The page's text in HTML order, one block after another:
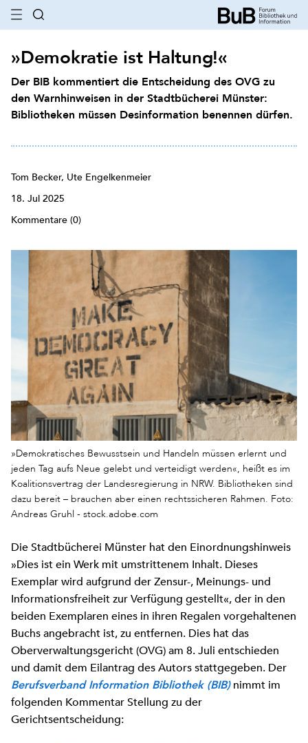
»Demokratie ist Haltung!«
Der BIB kommentiert die Entscheidung des OVG zu
den Warnhinweisen in der Stadtbücherei Münster:
Bibliotheken müssen Desinformation benennen dürfen.
Tom Becker, Ute Engelkenmeier
18. Jul 2025
Kommentare (0)
»Demokratisches Bewusstsein und Handeln müssen erlernt und
jeden Tag aufs Neue gelebt und verteidigt werden«, heißt es im
Koalitionsvertrag der Landesregierung in NRW. Bibliotheken sind
dazu bereit – brauchen aber einen rechtssicheren Rahmen. Foto:
Andreas Gruhl - stock.adobe.com
Die Stadtbücherei Münster hat den Einordnungshinweis
»Dies ist ein Werk mit umstrittenem Inhalt. Dieses
Exemplar wird aufgrund der Zensur-, Meinungs- und
Informationsfreiheit zur Verfügung gestellt«, der in den
beiden Exemplaren eines in ihren Regalen vorgehaltenen
Buchs angebracht ist, zu entfernen. Dies hat das
Oberverwaltungsgericht (OVG) am 8. Juli entschieden
und damit dem Eilantrag des Autors stattgegeben. Der
Berufsverband Information Bibliothek (BIB)nimmt im
folgenden Kommentar Stellung zu der
Gerichtsentscheidung: